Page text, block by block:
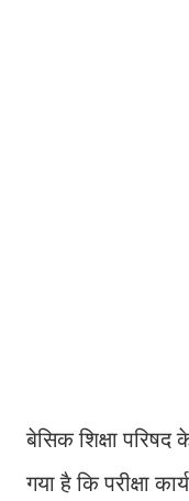
बेसिक शिक्षा परिषद
गया है कि परीक्षा